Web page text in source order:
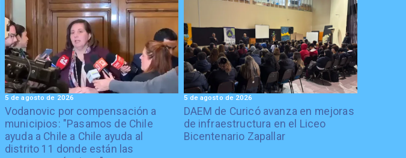
Vodanovic por compensación a
municipios: "Pasamos de Chile
ayuda a Chile a Chile ayuda al
distrito 11 donde están las
5 de agosto de 2026
DAEM de Curicó avanza en mejoras
de infraestructura en el Liceo
Bicentenario Zapallar
5 de agosto de 2026